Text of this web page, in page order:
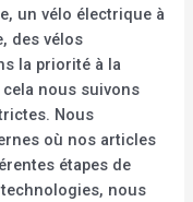
un vélo électrique à
des vélos
la priorité à la
nous suivons
Nous
où nos articles
étapes de
nous